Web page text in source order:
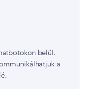
belül.
a